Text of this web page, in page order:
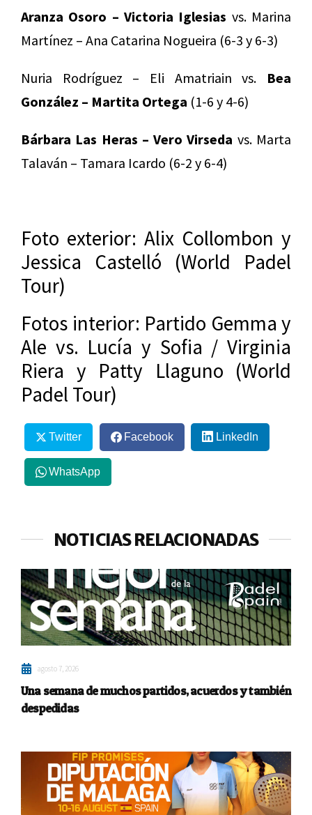
Aranza Osoro – Victoria Iglesias vs. Marina
Martínez – Ana Catarina Nogueira (6-3 y 6-3)
Nuria Rodríguez – Eli Amatriain vs. Bea
González – Martita Ortega (1-6 y 4-6)
Bárbara Las Heras – Vero Virseda vs. Marta
Talaván – Tamara Icardo (6-2 y 6-4)
Foto exterior: Alix Collombon y
Jessica Castelló (World Padel
Tour)
Fotos interior: Partido Gemma y
Ale vs. Lucía y Sofia / Virginia
Riera y Patty Llaguno (World
Padel Tour)
Twitter Facebook LinkedIn
WhatsApp
NOTICIAS RELACIONADAS
agosto 7, 2026
Una semana de muchos partidos, acuerdos y también
despedidas